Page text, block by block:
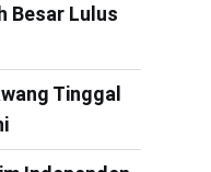
Besar Lulus
Tinggal